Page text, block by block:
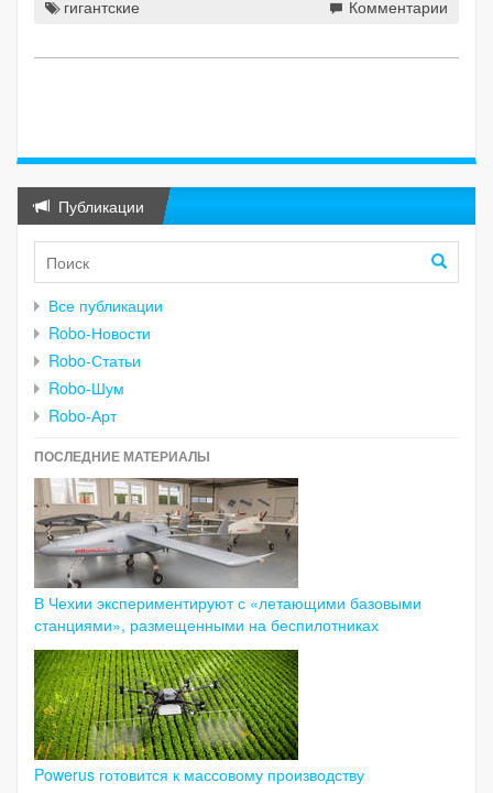
гигантские Комментарии
Публикации
Все публикации
Robo-Новости
Robo-Статьи
Robo-Шум
Robo-Арт
ПОСЛЕДНИЕ МАТЕРИАЛЫ
В Чехии экспериментируют с «летающими базовыми
станциями», размещенными на беспилотниках
Powerus готовится к массовому производству